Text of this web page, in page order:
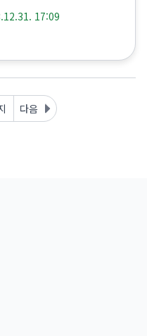
17:09
다음